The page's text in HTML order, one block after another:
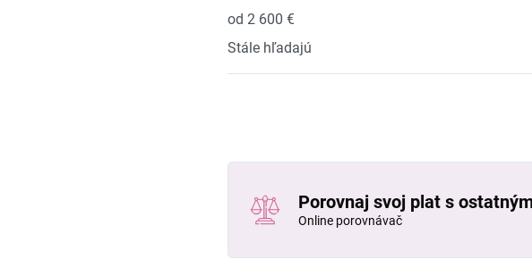
od 2 600 €
Stále hľadajú
Porovnaj svoj plat s
Online porovnávač